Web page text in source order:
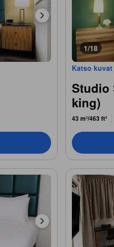
1/18
Katso
Studio
king)
43 m²/463 ft²